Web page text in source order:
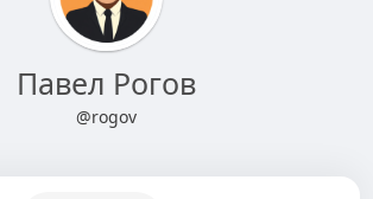
Павел Рогов
@rogov